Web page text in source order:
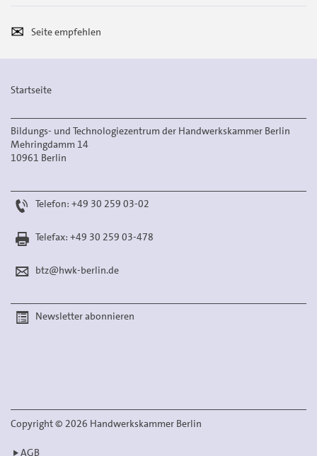
empfehlen
Per
versenden
Startseite
Bildungs- und Technologiezentrum der Handwerkskammer Berlin
Mehringdamm 14
10961 Berlin
Telefon: +49 30 259 03-02
Telefax: +49 30 259 03-478
btz@hwk-berlin.de
Newsletter abonnieren
Copyright© 2026 Handwerkskammer Berlin
AGB